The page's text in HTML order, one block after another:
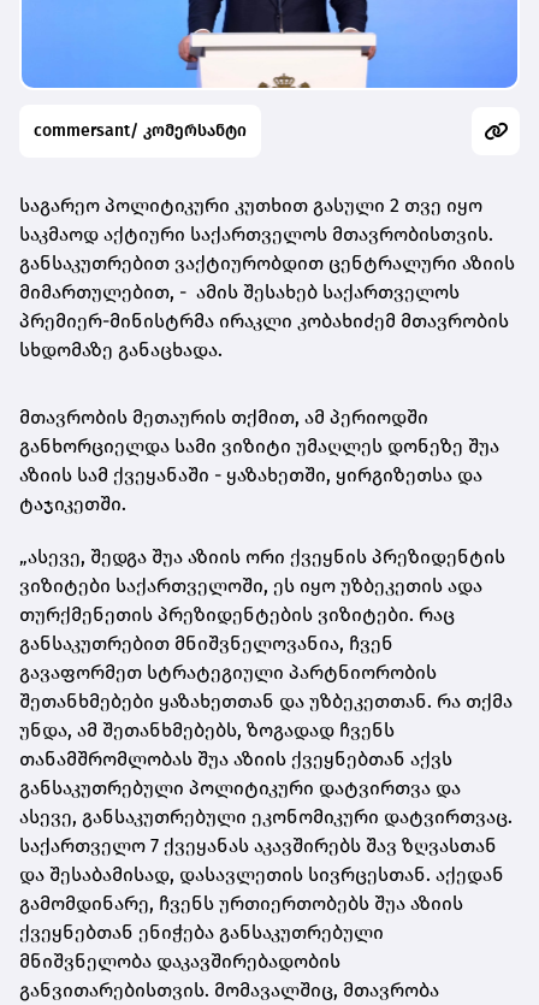
commersant/ კომერსანტი
საგარეო პოლიტიკური კუთხით გასული 2 თვე იყო
საკმაოდ აქტიური საქართველოს მთავრობისთვის.
განსაკუთრებით ვაქტიურობდით ცენტრალური აზიის
მიმართულებით, - ამის შესახებ საქართველოს
პრემიერ-მინისტრმა ირაკლი კობახიძემ მთავრობის
სხდომაზე განაცხადა.
მთავრობის მეთაურის თქმით, ამ პერიოდში
განხორციელდა სამი ვიზიტი უმაღლეს დონეზე შუა
აზიის სამ ქვეყანაში - ყაზახეთში, ყირგიზეთსა და
ტაჯიკეთში.
„ასევე, შედგა შუა აზიის ორი ქვეყნის პრეზიდენტის
ვიზიტები საქართველოში, ეს იყო უზბეკეთის ადა
თურქმენეთის პრეზიდენტების ვიზიტები. რაც
განსაკუთრებით მნიშვნელოვანია, ჩვენ
გავაფორმეთ სტრატეგიული პარტნიორობის
შეთანხმებები ყაზახეთთან და უზბეკეთთან. რა თქმა
უნდა, ამ შეთანხმებებს, ზოგადად ჩვენს
თანამშრომლობას შუა აზიის ქვეყნებთან აქვს
განსაკუთრებული პოლიტიკური დატვირთვა და
ასევე, განსაკუთრებული ეკონომიკური დატვირთვაც.
საქართველო 7 ქვეყანას აკავშირებს შავ ზღვასთან
და შესაბამისად, დასავლეთის სივრცესთან. აქედან
გამომდინარე, ჩვენს ურთიერთობებს შუა აზიის
ქვეყნებთან ენიჭება განსაკუთრებული
მნიშვნელობა დაკავშირებადობის
განვითარებისთვის. მომავალშიც, მთავრობა